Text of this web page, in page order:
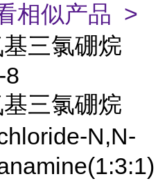
相似产品 >
三氯硼烷
8
三氯硼烷
N,N-